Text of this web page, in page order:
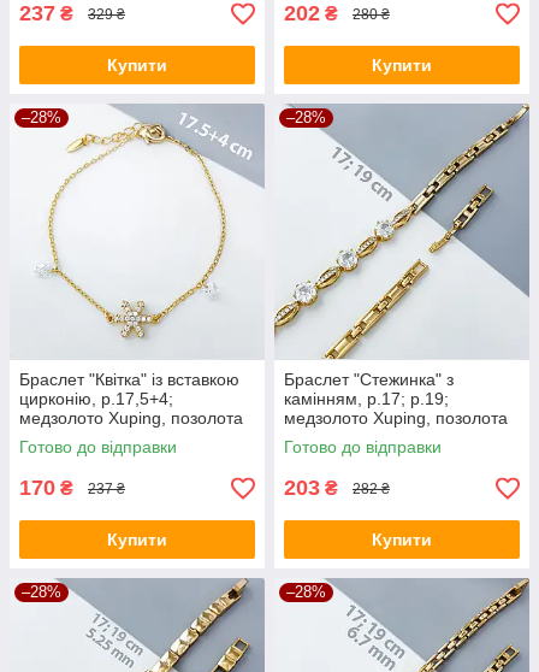
237 ₴ 329 ₴
Купити
202 ₴ 280 ₴
Купити
–28%
Браслет "Квітка" із вставкою
цирконію, р.17,5+4;
медзолото Xuping, позолота
18К
Готово до відправки
170 ₴ 237 ₴
Купити
–28%
Браслет "Стежинка" з
камінням, р.17; р.19;
медзолото Xuping, позолота
18К
Готово до відправки
203 ₴ 282 ₴
Купити
–28% –28%